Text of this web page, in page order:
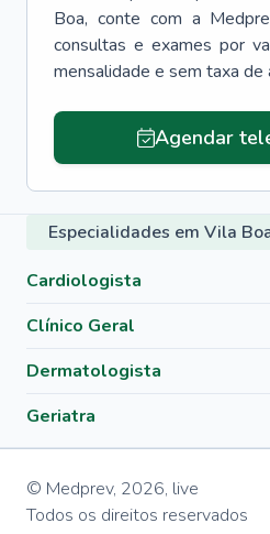
Boa, conte com a
consultas e exames por
mensalidade e sem taxa de
Agendar
Especialidades em Vila
Cardiologista
Clínico Geral
Dermatologista
Geriatra
© Medprev, 2026, live
Todos os direitos reservados